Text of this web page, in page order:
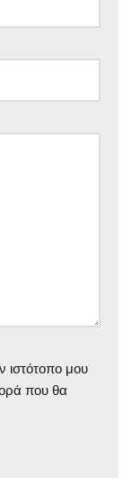
ιστότοπο μου
που θα